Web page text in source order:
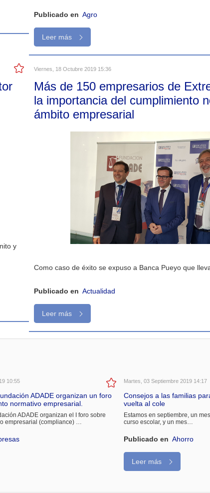
Publicado en Agro
Leer más
y
Viernes, 18 Octubre 2019 15:36
Más de 150 empresarios de
la importancia del cumplimiento
ámbito empresarial
Como caso de éxito se expuso a Banca Pueyo que
Publicado en Actualidad
Leer más
10:55
ADADE organizan un foro
normativo empresarial.
ADADE organizan el I foro sobre
empresarial (compliance) …
Martes, 03 Septiembre 2019 14:17
Consejos a las familias
vuelta al cole
Estamos en septiembre, un
curso escolar, y un mes…
Publicado en Ahorro
Leer más